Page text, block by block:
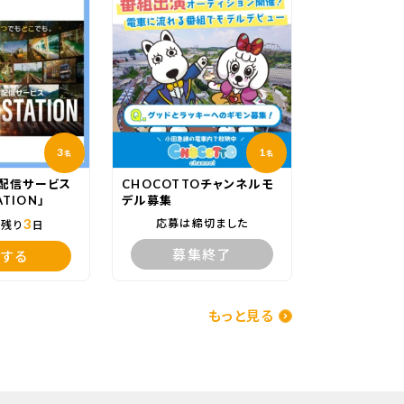
3名
信サービス
」
り3 日
る
1名
CHOCOTTOチャンネルモ
デル募集
応募は締切ました
募集終了
もっと見る